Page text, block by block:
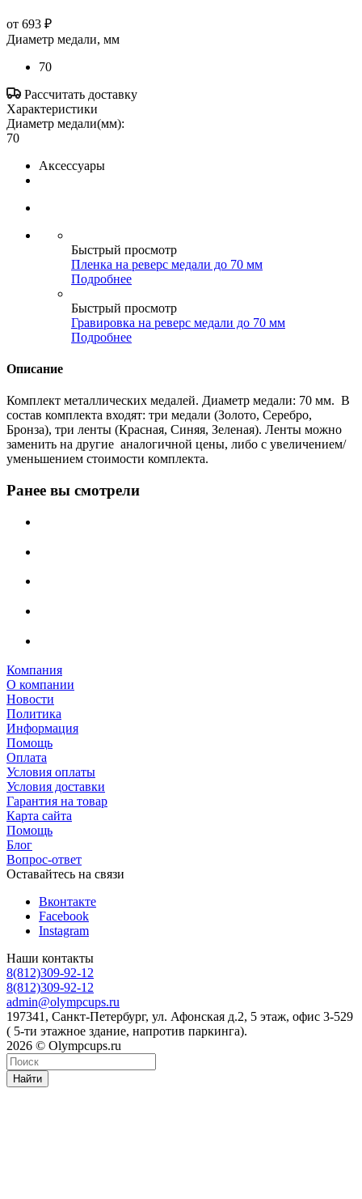
от 693 ₽
Диаметр медали, мм
70
Рассчитать доставку
Характеристики
Диаметр медали(мм):
70
Аксессуары
Быстрый просмотр
Пленка на реверс медали до 70 мм
Подробнее
Быстрый просмотр
Гравировка на реверс медали до 70 мм
Подробнее
Описание
Комплект металлических медалей. Диаметр медали: 70 мм. В
состав комплекта входят: три медали (Золото, Серебро,
Бронза), три ленты (Красная, Синяя, Зеленая). Ленты можно
заменить на другие аналогичной цены, либо с увеличением/
уменьшением стоимости комплекта.
Ранее вы смотрели
Компания
О компании
Новости
Политика
Информация
Помощь
Оплата
Условия оплаты
Условия доставки
Гарантия на товар
Карта сайта
Помощь
Блог
Вопрос-ответ
Оставайтесь на связи
Вконтакте
Facebook
Instagram
Наши контакты
8(812)309-92-12
8(812)309-92-12
admin@olympcups.ru
197341, Санкт-Петербург, ул. Афонская д.2, 5 этаж, офис 3-529
( 5-ти этажное здание, напротив паркинга).
2026 © Olympcups.ru
Найти